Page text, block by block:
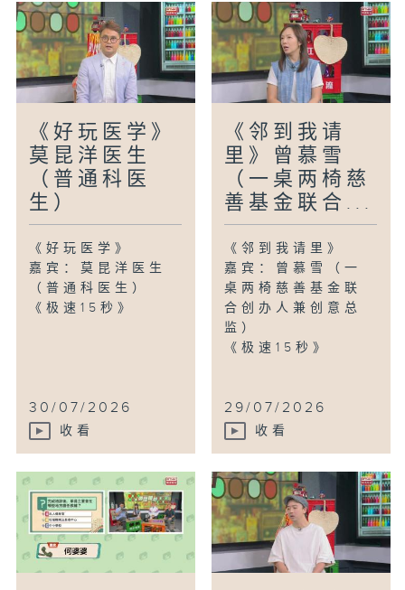
《好玩医学》
莫昆洋医生
（普通科医
生）
《好玩医学》
嘉宾：莫昆洋医生
（普通科医生）
《极速15秒》
30/07/2026
收看
《邻到我请
里》曾慕雪
（一桌两椅慈
善基金联合...
《邻到我请里》
嘉宾：曾慕雪（一
桌两椅慈善基金联
合创办人兼创意总
监）
《极速15秒》
29/07/2026
收看